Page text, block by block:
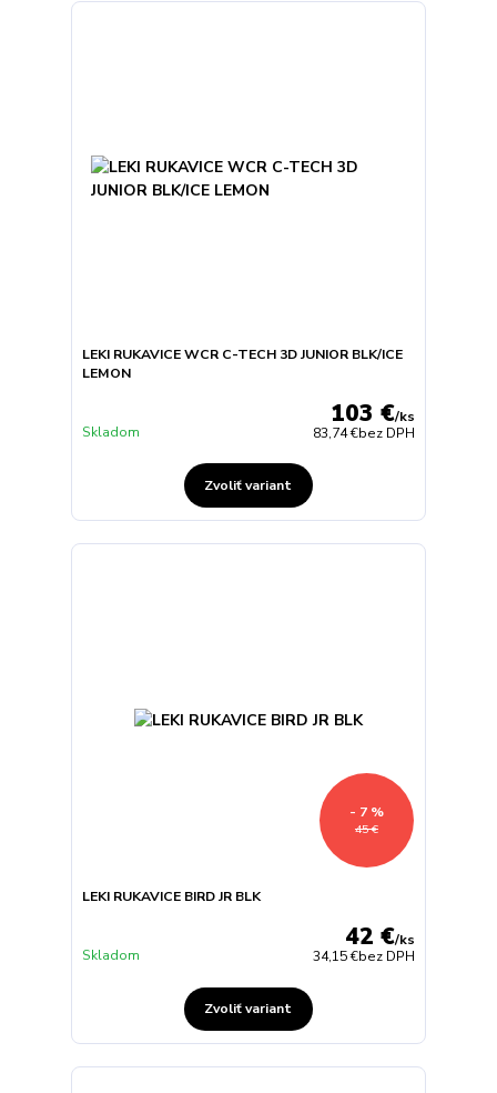
LEKI RUKAVICE WCR C-TECH 3D JUNIOR BLK/ICE
LEMON
103 €/ks
83,74 €bez DPH
Skladom
Zvoliť variant
45 €
- 7 %
LEKI RUKAVICE BIRD JR BLK
42 €/ks
34,15 €bez DPH
Skladom
Zvoliť variant